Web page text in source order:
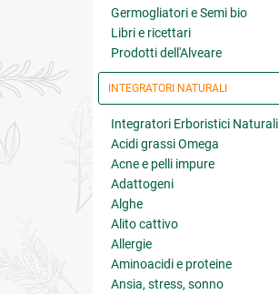
Germogliatori e Semi bio
Libri e ricettari
Prodotti dell'Alveare
INTEGRATORI NATURALI
Integratori Erboristici Naturali
Acidi grassi Omega
Acne e pelli impure
Adattogeni
Alghe
Alito cattivo
Allergie
Aminoacidi e proteine
Ansia, stress, sonno